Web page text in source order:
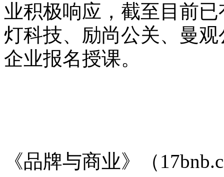
业积极响应，截至目前
灯科技、励尚公关、曼
企业报名授课。
《品牌与商业》（